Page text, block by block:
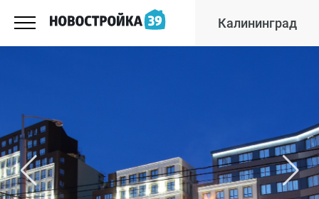
Калининград